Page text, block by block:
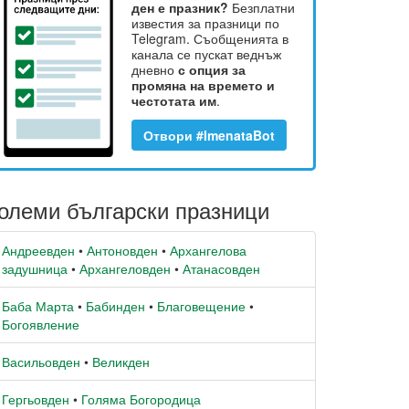
ден е празник? Безплатни
известия за празници по
Telegram. Съобщенията в
канала се пускат веднъж
дневно с опция за
промяна на времето и
честотата им.
Отвори #ImenataBot
български празници
Андреевден • Антоновден • Архангелова
задушница • Архангеловден • Атанасовден
Баба Марта • Бабинден • Благовещение •
Богоявление
Васильовден • Великден
Гергьовден • Голяма Богородица